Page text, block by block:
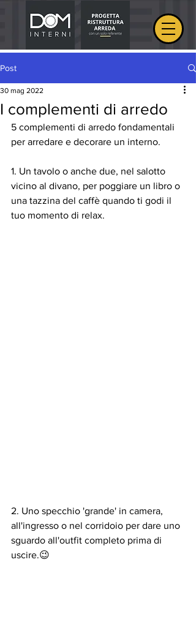
Post
I complementi di arredo
30 mag 2022
5 complementi di arredo fondamentali
per arredare e decorare un interno.
1. Un tavolo o anche due, nel salotto
vicino al divano, per poggiare un libro o
una tazzina del caffè quando ti godi il
tuo momento di relax.
2. Uno specchio 'grande' in camera,
all'ingresso o nel corridoio per dare uno
sguardo all'outfit completo prima di
uscire.😉